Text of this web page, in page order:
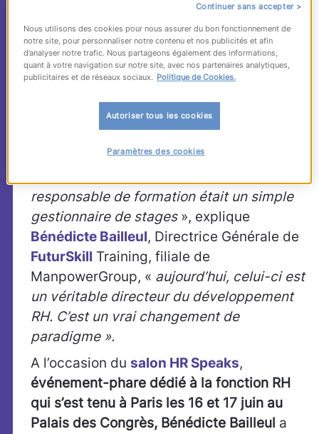
En France, 25% des entreprises
externalisent ou projettent d’externaliser
la formation, selon une étude d’EOA
perçue comme une fonction support que
comme une fonction stratégique de
responsable de formation était un simple
gestionnaire de stages», explique
Bénédicte Bailleul, Directrice Générale de
FuturSkill Training, filiale de
ManpowerGroup, « aujourd’hui, celui-ci est
un véritable directeur du développement
RH. C’est un vrai changement de
paradigme ».
A l’occasion du salon HR Speaks,
événement-phare dédié à la fonction RH
qui s’est tenu à Paris les 16 et 17 juin au
Palais des Congrès, Bénédicte Bailleul a
Continuer sans accepter >
Nous utilisons des cookies pour nous assurer du bon fonctionnement de
notre site, pour personnaliser notre contenu et nos publicités et afin
d’analyser notre trafic. Nous partageons également des informations,
quant à votre navigation sur notre site, avec nos partenaires analytiques,
publicitaires et de réseaux sociaux. Politique de Cookies.
Autoriser tous les cookies
Paramètres des cookies